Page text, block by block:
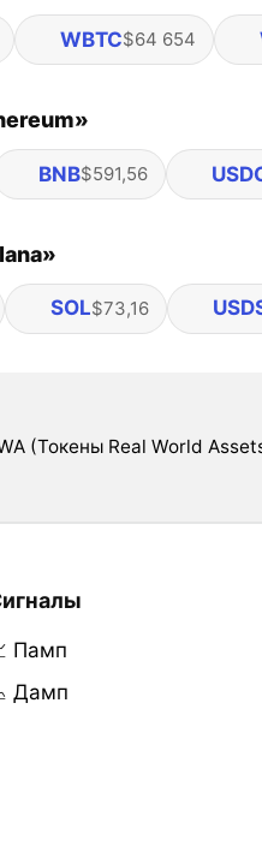
WBTC$64 654
BNB$591,56
SOL$73,16
(Токены Real World
Памп
Дамп